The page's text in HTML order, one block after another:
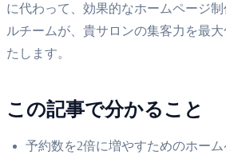
に代わって、効果的なホームページ
ルチームが、貴サロンの集客力を最
たします。
この記事で分かること
予約数を2倍に増やすためのホー